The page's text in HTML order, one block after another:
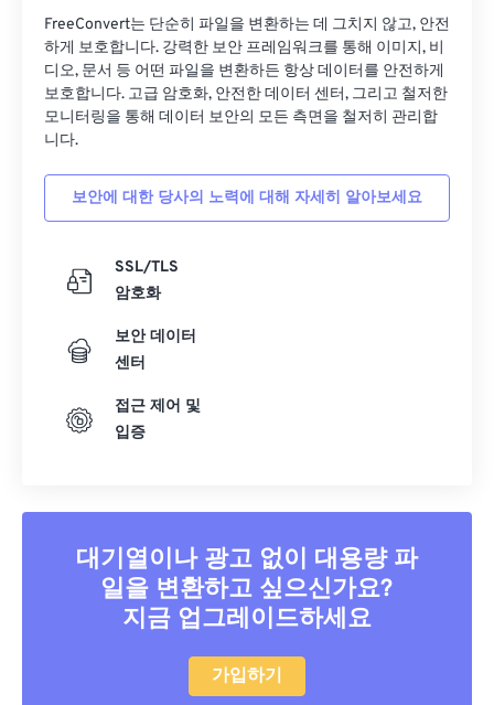
FreeConvert는 단순히 파일을 변환하는 데 그치지 않고, 안전
하게 보호합니다. 강력한 보안 프레임워크를 통해 이미지, 비
디오, 문서 등 어떤 파일을 변환하든 항상 데이터를 안전하게
보호합니다. 고급 암호화, 안전한 데이터 센터, 그리고 철저한
모니터링을 통해 데이터 보안의 모든 측면을 철저히 관리합
니다.
보안에 대한 당사의 노력에 대해 자세히 알아보세요
SSL/TLS
암호화
보안 데이터
센터
접근 제어 및
입증
대기열이나 광고 없이 대용량 파
일을 변환하고 싶으신가요?
지금 업그레이드하세요
가입하기